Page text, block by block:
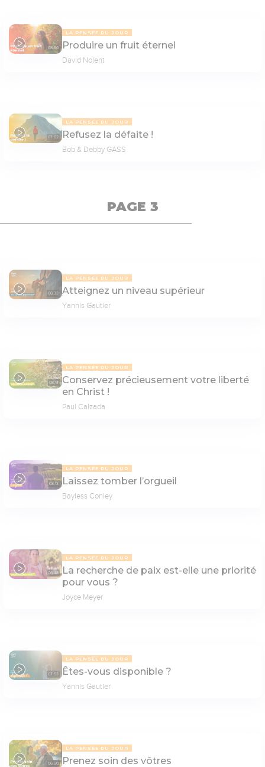
08:50
LA PENSÉE DU JOUR
Produire un fruit éternel
David Nolent
07:02
LA PENSÉE DU JOUR
Refusez la défaite !
Bob & Debby GASS
PAGE 3
06:33
LA PENSÉE DU JOUR
Atteignez un niveau supérieur
Yannis Gautier
08:14
LA PENSÉE DU JOUR
Conservez précieusement votre liberté
en Christ !
Paul Calzada
08:13
LA PENSÉE DU JOUR
Laissez tomber l’orgueil
Bayless Conley
06:48
LA PENSÉE DU JOUR
La recherche de paix est-elle une priorité
pour vous ?
Joyce Meyer
07:53
LA PENSÉE DU JOUR
Êtes-vous disponible ?
Yannis Gautier
06:50
LA PENSÉE DU JOUR
Prenez soin des vôtres